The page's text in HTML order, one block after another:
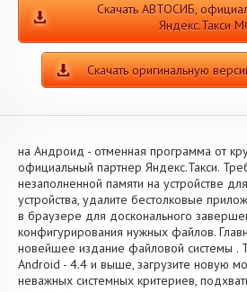
Скачать АВТОСИБ,
Яндекс.Такси
Скачать оригинальную
на Андроид - отменная программа от
официальный партнер Яндекс.Такси.
незаполненной памяти на устройстве
устройства, удалите бестолковые
в браузере для досконального
конфигурирования нужных файлов.
новейшее издание файловой системы .
Android - 4.4 и выше, загрузите новую
неважных системных критериев,